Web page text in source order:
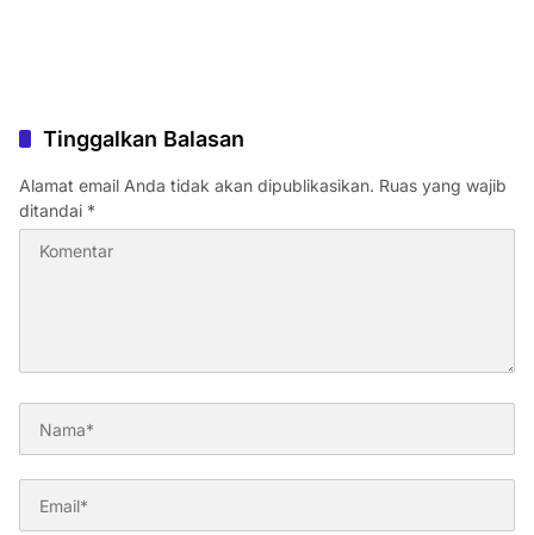
Tinggalkan Balasan
Alamat email Anda tidak akan dipublikasikan. Ruas yang wajib
ditandai *